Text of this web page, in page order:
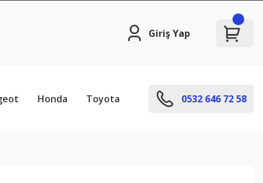
Giriş Yap
Honda Toyota 0532 646 72 58